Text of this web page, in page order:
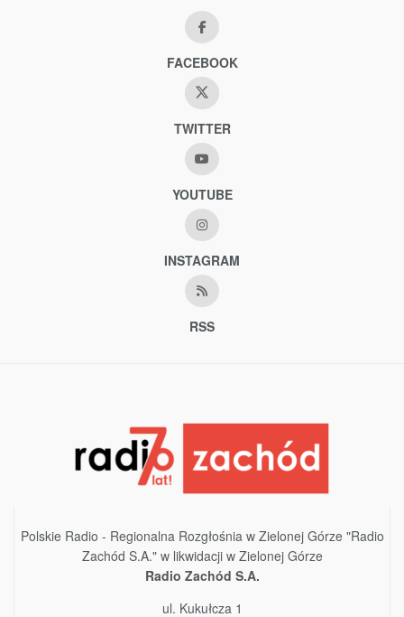
FACEBOOK
TWITTER
YOUTUBE
INSTAGRAM
RSS
Polskie Radio - Regionalna Rozgłośnia w Zielonej Górze "Radio
Zachód S.A." w likwidacji w Zielonej Górze
Radio Zachód S.A.
ul. Kukułcza 1